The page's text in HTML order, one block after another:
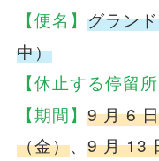
【便名】 グラン
中）
【休止する停留所
【期間】 9 月 6
（金）、 9 月 13